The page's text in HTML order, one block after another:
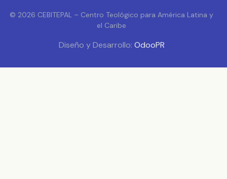
© 2026 CEBITEPAL – Centro Teológico para América Latina y
el Caribe
Diseño y Desarrollo: OdooPR